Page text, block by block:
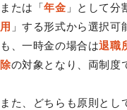
または「年金 」として
用 」する形式から選択
も、一時金の場合は退職
除の対象となり、両制度
また、どちらも原則とし